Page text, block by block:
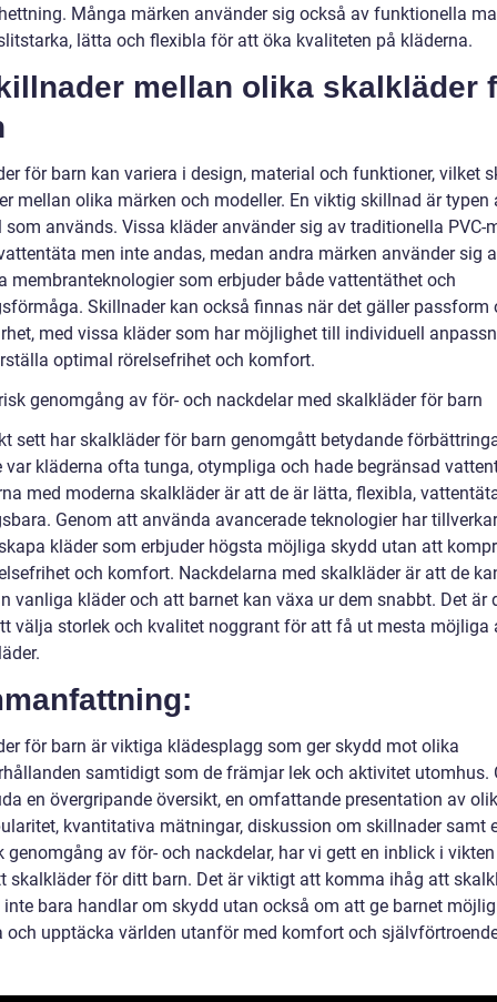
Många märken använder sig också av funktionella
lätta och flexibla för att öka kvaliteten på kläderna.
mellan olika skalkläder
för barn kan variera i design, material och funktioner, vilket
mellan olika märken och modeller. En viktig skillnad är typen
som används. Vissa kläder använder sig av traditionella PVC-
men inte andas, medan andra märken använder sig
membranteknologier som erbjuder både vattentäthet och
Skillnader kan också finnas när det gäller passform
med vissa kläder som har möjlighet till individuell
optimal rörelsefrihet och komfort.
genomgång av för- och nackdelar med skalkläder för barn
sett har skalkläder för barn genomgått betydande
var kläderna ofta tunga, otympliga och hade begränsad
med moderna skalkläder är att de är lätta, flexibla,
Genom att använda avancerade teknologier har
kläder som erbjuder högsta möjliga skydd utan att
och komfort. Nackdelarna med skalkläder är att de
vanliga kläder och att barnet kan växa ur dem snabbt. Det är
välja storlek och kvalitet noggrant för att få ut mesta möjliga
för barn är viktiga klädesplagg som ger skydd mot olika
samtidigt som de främjar lek och aktivitet utomhus.
en övergripande översikt, en omfattande presentation av
kvantitativa mätningar, diskussion om skillnader samt
genomgång av för- och nackdelar, har vi gett en inblick i
skalkläder för ditt barn. Det är viktigt att komma ihåg att
bara handlar om skydd utan också om att ge barnet
och upptäcka världen utanför med komfort och